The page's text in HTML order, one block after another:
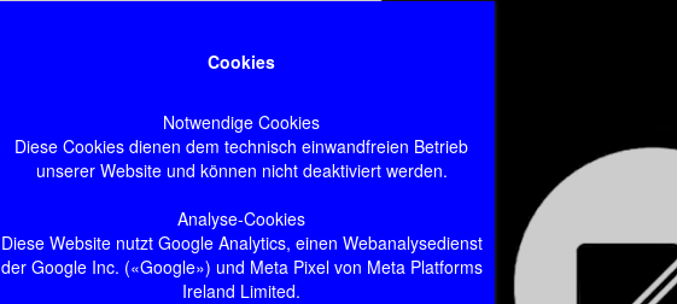
Cookies
Notwendige Cookies
Diese Cookies dienen dem technisch einwandfreien Betrieb
unserer Website und können nicht deaktiviert werden.
Analyse-Cookies
Diese Website nutzt Google Analytics, einen Webanalysedienst
der Google Inc. («Google») und Meta Pixel von Meta Platforms
Ireland Limited.